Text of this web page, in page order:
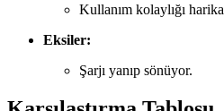
Kullanım kolaylığı harika
Eksiler:
Şarjı yanıp sönüyor.